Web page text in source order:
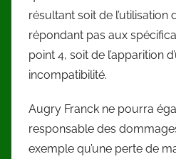
résultant soit de l’utilisation
répondant pas aux
point 4, soit de l’apparition
incompatibilité.
Augry Franck ne pourra
responsable des
exemple qu’une perte de